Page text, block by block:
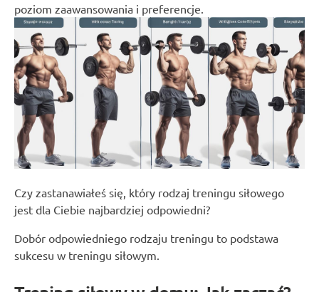
poziom zaawansowania i preferencje.
Czy zastanawiałeś się, który rodzaj treningu siłowego
jest dla Ciebie najbardziej odpowiedni?
Dobór odpowiedniego rodzaju treningu to podstawa
sukcesu w treningu siłowym.